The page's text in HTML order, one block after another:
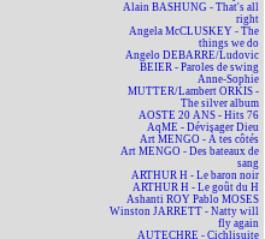
Alain BASHUNG - That's all
right
Angela McCLUSKEY - The
things we do
Angelo DEBARRE/Ludovic
BEIER - Paroles de swing
Anne-Sophie
MUTTER/Lambert ORKIS -
The silver album
AOSTE 20 ANS - Hits 76
AqME - Dévisager Dieu
Art MENGO - À tes côtés
Art MENGO - Des bateaux de
sang
ARTHUR H - Le baron noir
ARTHUR H - Le goût du H
Ashanti ROY Pablo MOSES
Winston JARRETT - Natty will
fly again
AUTECHRE - Cichlisuite